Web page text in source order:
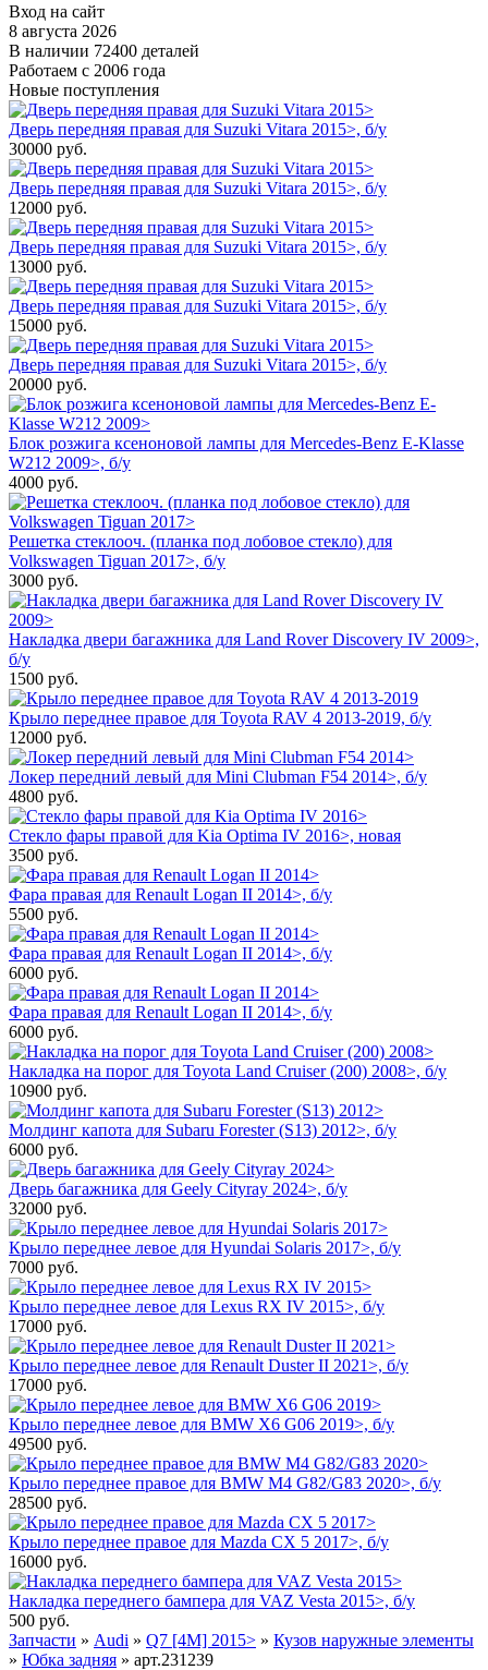
Вход на сайт
8 августа 2026
В наличии 72400 деталей
Работаем с 2006 года
Новые поступления
Дверь передняя правая для Suzuki Vitara 2015>, б/у
30000 руб.
Дверь передняя правая для Suzuki Vitara 2015>, б/у
12000 руб.
Дверь передняя правая для Suzuki Vitara 2015>, б/у
13000 руб.
Дверь передняя правая для Suzuki Vitara 2015>, б/у
15000 руб.
Дверь передняя правая для Suzuki Vitara 2015>, б/у
20000 руб.
Блок розжига ксеноновой лампы для Mercedes-Benz E-Klasse
W212 2009>, б/у
4000 руб.
Решетка стеклооч. (планка под лобовое стекло) для
Volkswagen Tiguan 2017>, б/у
3000 руб.
Накладка двери багажника для Land Rover Discovery IV 2009>,
б/у
1500 руб.
Крыло переднее правое для Toyota RAV 4 2013-2019, б/у
12000 руб.
Локер передний левый для Mini Clubman F54 2014>, б/у
4800 руб.
Стекло фары правой для Kia Optima IV 2016>, новая
3500 руб.
Фара правая для Renault Logan II 2014>, б/у
5500 руб.
Фара правая для Renault Logan II 2014>, б/у
6000 руб.
Фара правая для Renault Logan II 2014>, б/у
6000 руб.
Накладка на порог для Toyota Land Cruiser (200) 2008>, б/у
10900 руб.
Молдинг капота для Subaru Forester (S13) 2012>, б/у
6000 руб.
Дверь багажника для Geely Cityray 2024>, б/у
32000 руб.
Крыло переднее левое для Hyundai Solaris 2017>, б/у
7000 руб.
Крыло переднее левое для Lexus RX IV 2015>, б/у
17000 руб.
Крыло переднее левое для Renault Duster II 2021>, б/у
17000 руб.
Крыло переднее левое для BMW X6 G06 2019>, б/у
49500 руб.
Крыло переднее правое для BMW M4 G82/G83 2020>, б/у
28500 руб.
Крыло переднее правое для Mazda CX 5 2017>, б/у
16000 руб.
Накладка переднего бампера для VAZ Vesta 2015>, б/у
500 руб.
Запчасти » Audi » Q7 [4M] 2015> » Кузов наружные элементы
» Юбка задняя » арт.231239